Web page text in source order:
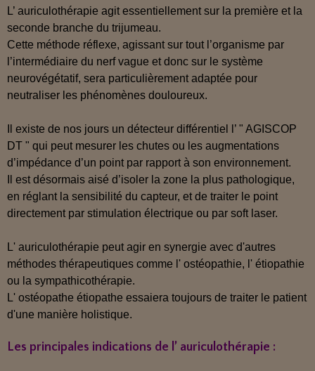
L’ auriculothérapie agit essentiellement sur la première et la
seconde branche du trijumeau.
Cette méthode réflexe, agissant sur tout l’organisme par
l’intermédiaire du nerf vague et donc sur le système
neurovégétatif, sera particulièrement adaptée pour
neutraliser les phénomènes douloureux.
Il existe de nos jours un détecteur différentiel l’ " AGISCOP
DT " qui peut mesurer les chutes ou les augmentations
d’impédance d’un point par rapport à son environnement.
Il est désormais aisé d’isoler la zone la plus pathologique,
en réglant la sensibilité du capteur, et de traiter le point
directement par stimulation électrique ou par soft laser.
L' auriculothérapie peut agir en synergie avec d'autres
méthodes thérapeutiques comme l' ostéopathie, l' étiopathie
ou la sympathicothérapie.
L' ostéopathe étiopathe essaiera toujours de traiter le patient
d'une manière holistique.
Les principales indications de l’ auriculothérapie :